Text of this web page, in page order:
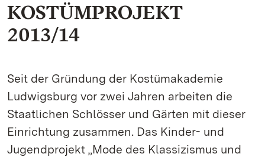
KOSTÜMPROJEKT
2013/14
Seit der Gründung der Kostümakademie
Ludwigsburg vor zwei Jahren arbeiten die
Staatlichen Schlösser und Gärten mit dieser
Einrichtung zusammen. Das Kinder- und
Jugendprojekt „Mode des Klassizismus und